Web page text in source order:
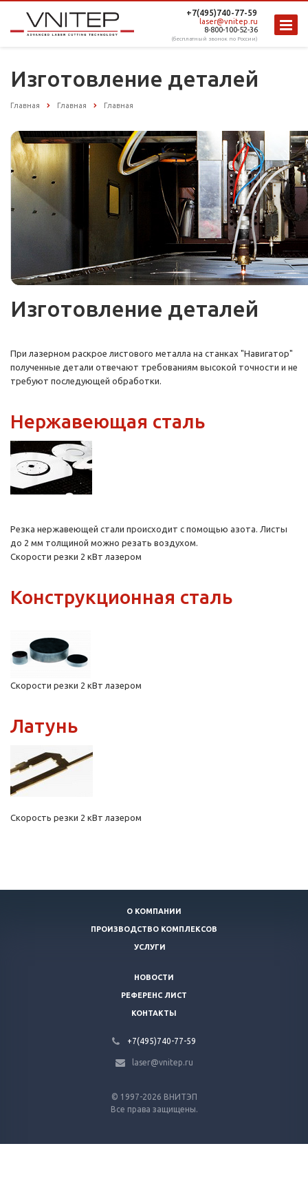
+7(495)740-77-59
laser@vnitep.ru
8-800-100-52-36
(бесплатный звонок по России)
Изготовление деталей
Главная Главная Главная
Изготовление деталей
При лазерном раскрое листового металла на станках "Навигатор"
полученные детали отвечают требованиям высокой точности и не
требуют последующей обработки.
Нержавеющая сталь
Резка нержавеющей стали происходит с помощью азота. Листы
до 2 мм толщиной можно резать воздухом.
Скорости резки 2 кВт лазером
Конструкционная сталь
Скорости резки 2 кВт лазером
Латунь
Скорость резки 2 кВт лазером
© 1997-2026 ВНИТЭП
Все права защищены.
О КОМПАНИИ
ПРОИЗВОДСТВО КОМПЛЕКСОВ
УСЛУГИ
НОВОСТИ
РЕФЕРЕНС ЛИСТ
КОНТАКТЫ
+7(495)740-77-59
laser@vnitep.ru